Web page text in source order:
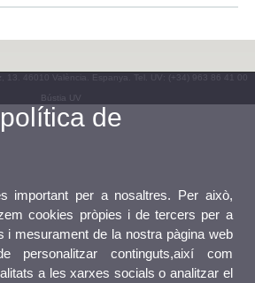
13. 46010 València. Espanya. Tel. UV: (+34) 963 86 41 00
Bústia UV
de
important per a nosaltres. Per això,
cookies pròpies i de tercers per a
i mesurament de la nostra pàgina web
personalitzar continguts,així com
a les xarxes socials o analitzar el